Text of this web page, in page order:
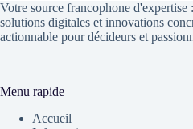
Votre source francophone
solutions digitales et innovations
actionnable pour décideurs et
Menu rapide
Accueil